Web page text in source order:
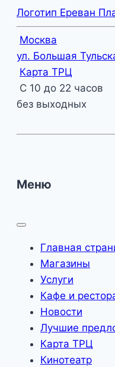
Логотип Ереван
Москва
ул. Большая
Карта ТРЦ
С 10 до 22 часов
без выходных
Меню
Главная
Магазины
Услуги
Кафе и
Новости
Лучшие
Карта ТРЦ
Кинотеатр